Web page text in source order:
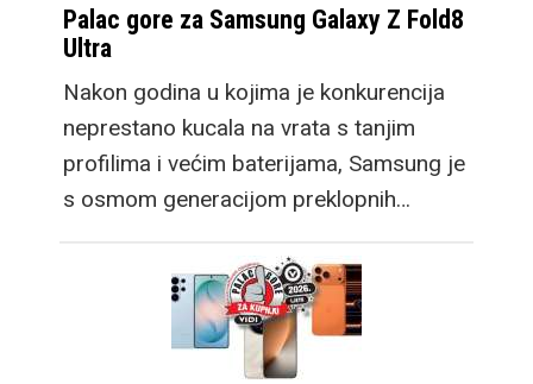
Palac gore za Samsung Galaxy Z Fold8
Ultra
Nakon godina u kojima je konkurencija
neprestano kucala na vrata s tanjim
profilima i većim baterijama, Samsung je
s osmom generacijom preklopnih…